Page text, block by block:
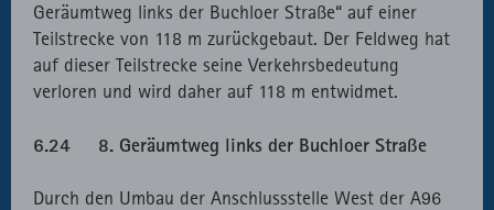
Geräumtweg links der Buchloer Straße“ auf einer
Teilstrecke von 118 m zurückgebaut. Der Feldweg hat
auf dieser Teilstrecke seine Verkehrsbedeutung
verloren und wird daher auf 118 m entwidmet.
6.24 8. Geräumtweg links der Buchloer Straße
Durch den Umbau der Anschlussstelle West der A96